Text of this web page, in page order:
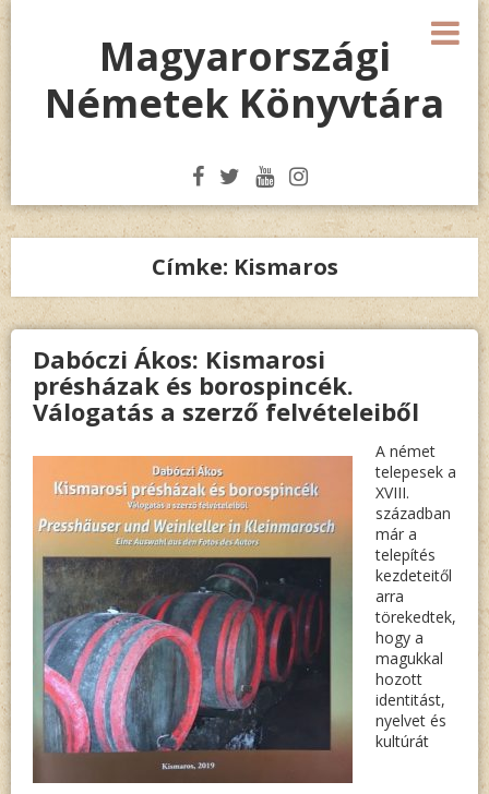
Megszakítás
Magyarországi
Németek Könyvtára
Címke: Kismaros
Dabóczi Ákos: Kismarosi
présházak és borospincék.
Válogatás a szerző felvételeiből
A német
telepesek a
XVIII.
században
már a
telepítés
kezdeteitől
arra
törekedtek,
hogy a
magukkal
hozott
identitást,
nyelvet és
kultúrát